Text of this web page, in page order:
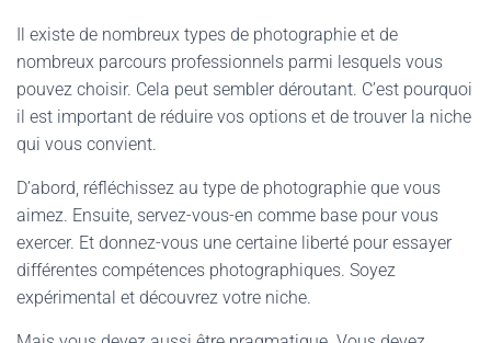
Il existe de nombreux types de photographie et de
nombreux parcours professionnels parmi lesquels vous
pouvez choisir. Cela peut sembler déroutant. C’est pourquoi
il est important de réduire vos options et de trouver la niche
qui vous convient.
D’abord, réfléchissez au type de photographie que vous
aimez. Ensuite, servez-vous-en comme base pour vous
exercer. Et donnez-vous une certaine liberté pour essayer
différentes compétences photographiques. Soyez
expérimental et découvrez votre niche.